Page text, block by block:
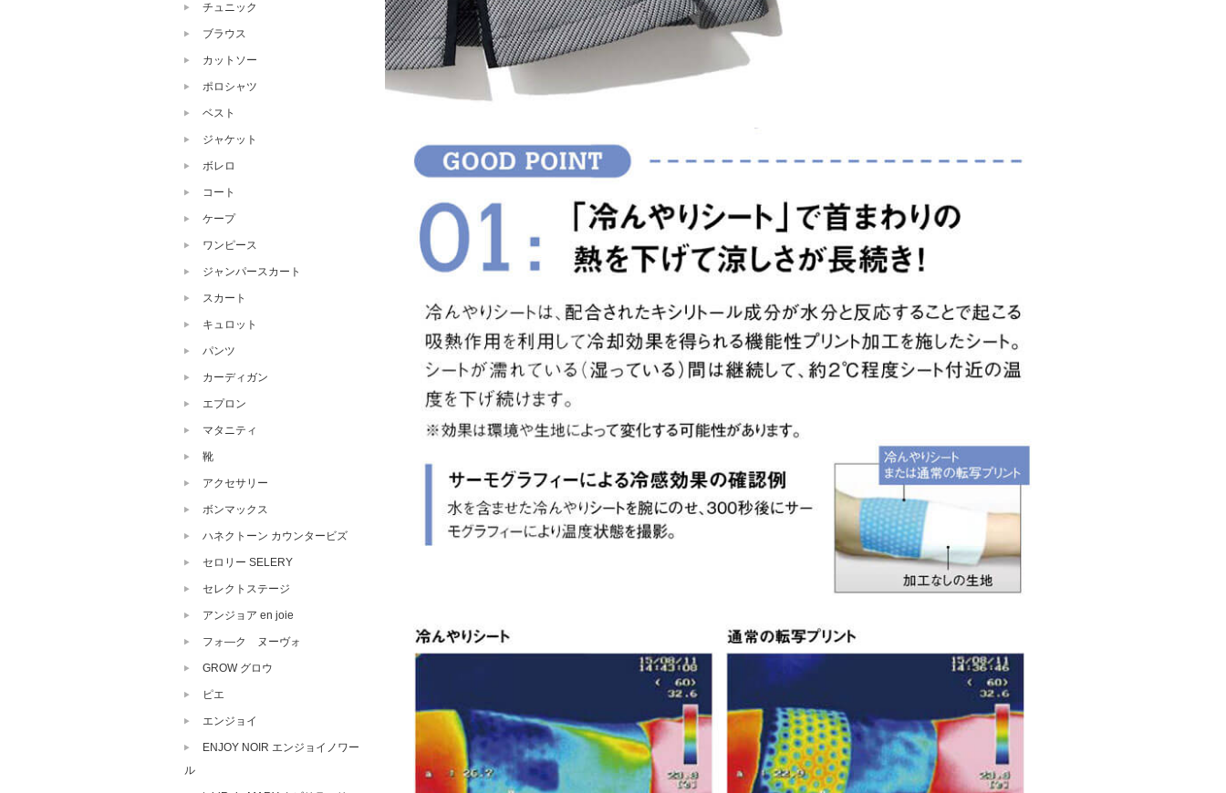
チュニック
ブラウス
カットソー
ポロシャツ
ベスト
ジャケット
ボレロ
コート
ケープ
ワンピース
ジャンパースカート
スカート
キュロット
パンツ
カーディガン
エプロン
マタニティ
靴
アクセサリー
ボンマックス
ハネクトーン カウンタービズ
セロリー SELERY
セレクトステージ
アンジョア en joie
フォ―ク ヌーヴォ
GROW グロウ
ピエ
エンジョイ
ENJOY NOIR エンジョイノワー
ル